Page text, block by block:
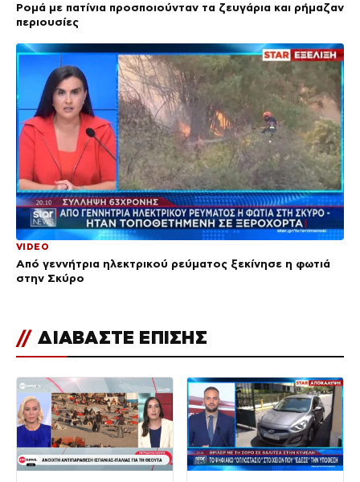
Ρομά με πατίνια προσποιούνταν τα ζευγάρια και ρήμαζαν
περιουσίες
VIDEO
Από γεννήτρια ηλεκτρικού ρεύματος ξεκίνησε η φωτιά
στην Σκύρο
// ΔΙΑΒΑΣΤΕ ΕΠΙΣΗΣ